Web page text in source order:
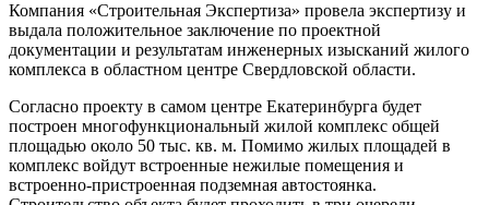
Компания «Строительная Экспертиза» провела экспертизу и
выдала положительное заключение по проектной
документации и результатам инженерных изысканий жилого
комплекса в областном центре Свердловской области.
Согласно проекту в самом центре Екатеринбурга будет
построен многофункциональный жилой комплекс общей
площадью около 50 тыс. кв. м. Помимо жилых площадей в
комплекс войдут встроенные нежилые помещения и
встроенно-пристроенная подземная автостоянка.